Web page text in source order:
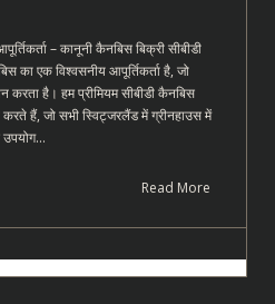
– कानूनी कैनबिस बिक्री सीबीडी
का एक विश्वसनीय आपूर्तिकर्ता है, जो
करता है। हम प्रीमियम सीबीडी कैनबिस
हैं, जो सभी स्विट्जरलैंड में ग्रीनहाउस में
उपयोग…
Read More